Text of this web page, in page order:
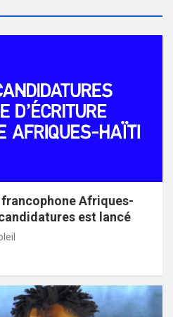
francophone Afriques-
est lancé